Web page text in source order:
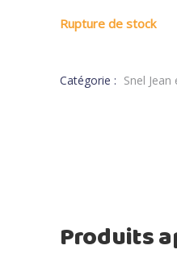
Rupture de stock
Catégorie : Snel
Produits